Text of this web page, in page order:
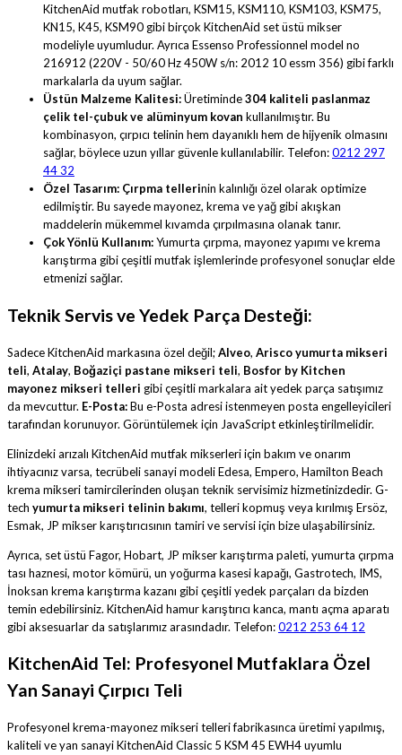
KitchenAid mutfak robotları, KSM15, KSM110, KSM103, KSM75,
KN15, K45, KSM90 gibi birçok KitchenAid set üstü mikser
modeliyle uyumludur. Ayrıca Essenso Professionnel model no
216912 (220V - 50/60 Hz 450W s/n: 2012 10 essm 356) gibi farklı
markalarla da uyum sağlar.
Üstün Malzeme Kalitesi:Üretiminde304 kaliteli paslanmaz
çelik tel-çubuk ve alüminyum kovan kullanılmıştır. Bu
kombinasyon, çırpıcı telinin hem dayanıklı hem de hijyenik olmasını
sağlar, böylece uzun yıllar güvenle kullanılabilir. Telefon:0212 297
44 32
Özel Tasarım: Çırpma tellerinin kalınlığı özel olarak optimize
edilmiştir. Bu sayede mayonez, krema ve yağ gibi akışkan
maddelerin mükemmel kıvamda çırpılmasına olanak tanır.
Çok Yönlü Kullanım:Yumurta çırpma, mayonez yapımı ve krema
karıştırma gibi çeşitli mutfak işlemlerinde profesyonel sonuçlar elde
etmenizi sağlar.
Teknik Servis ve Yedek Parça Desteği:
Sadece KitchenAid markasına özel değil;Alveo, Arisco yumurta mikseri
teli, Atalay, Boğaziçi pastane mikseri teli, Bosfor by Kitchen
mayonez mikseri telleri gibi çeşitli markalara ait yedek parça satışımız
da mevcuttur. E-Posta:Bu e-Posta adresi istenmeyen posta engelleyicileri
tarafından korunuyor. Görüntülemek için JavaScript etkinleştirilmelidir.
Elinizdeki arızalı KitchenAid mutfak mikserleri için bakım ve onarım
ihtiyacınız varsa, tecrübeli sanayi modeli Edesa, Empero, Hamilton Beach
krema mikseri tamircilerinden oluşan teknik servisimiz hizmetinizdedir. G-
tech yumurta mikseri telinin bakımı, telleri kopmuş veya kırılmış Ersöz,
Esmak, JP mikser karıştırıcısının tamiri ve servisi için bize ulaşabilirsiniz.
Ayrıca, set üstü Fagor, Hobart, JP mikser karıştırma paleti, yumurta çırpma
tası haznesi, motor kömürü, un yoğurma kasesi kapağı, Gastrotech, IMS,
İnoksan krema karıştırma kazanı gibi çeşitli yedek parçaları da bizden
temin edebilirsiniz. KitchenAid hamur karıştırıcı kanca, mantı açma aparatı
gibi aksesuarlar da satışlarımız arasındadır. Telefon:0212 253 64 12
KitchenAid Tel: Profesyonel Mutfaklara Özel
Yan Sanayi Çırpıcı Teli
Profesyonel krema-mayonez mikseri telleri fabrikasınca üretimi yapılmış,
kaliteli ve yan sanayi KitchenAid Classic 5 KSM 45 EWH4 uyumlu